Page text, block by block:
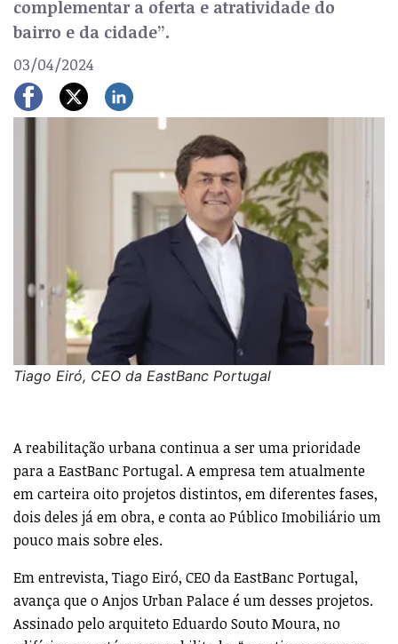
complementar a oferta e atratividade do
bairro e da cidade”.
03/04/2024
Tiago Eiró, CEO da EastBanc Portugal
A reabilitação urbana continua a ser uma prioridade
para a EastBanc Portugal. A empresa tem atualmente
em carteira oito projetos distintos, em diferentes fases,
dois deles já em obra, e conta ao Público Imobiliário um
pouco mais sobre eles.
Em entrevista, Tiago Eiró, CEO da EastBanc Portugal,
avança que o Anjos Urban Palace é um desses projetos.
Assinado pelo arquiteto Eduardo Souto Moura, no